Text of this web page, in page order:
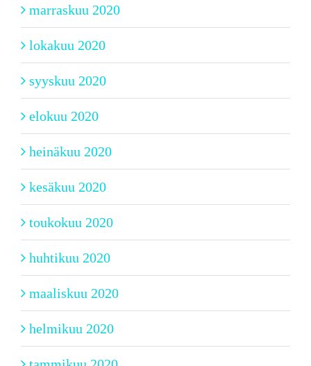
marraskuu 2020
lokakuu 2020
syyskuu 2020
elokuu 2020
heinäkuu 2020
kesäkuu 2020
toukokuu 2020
huhtikuu 2020
maaliskuu 2020
helmikuu 2020